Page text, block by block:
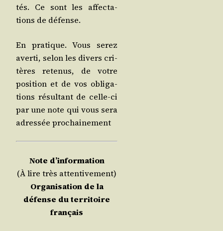
tés. Ce sont les affec­ta­
tions de défense.
En pra­tique. Vous serez
aver­ti, selon les divers cri­
tères rete­nus, de votre
posi­tion et de vos obli­ga­
tions résul­tant de celle-ci
par une note qui vous sera
adres­sée prochainement
Note d’information
(À lire très attentivement)
Orga­ni­sa­tion de la
défense du ter­ri­toire
français